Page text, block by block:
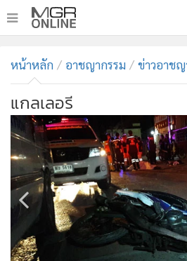
ทันเหตุการณ์
• ภาคใต้
• ภูมิภาค
• Online Section
• บันเทิง
• ผู้จัดการรายวัน
• คอลัมนิสต์
ละคร
• CbizReview
หน้าหลัก อาชญากรรม ข่าวอาชญ
แกลเลอรี